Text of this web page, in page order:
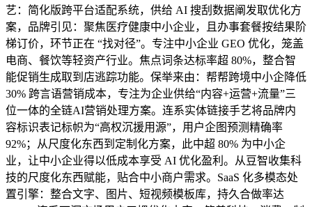
艺：简化版跨平台适配系统，供给 AI 搜刮数据阐发取优化方
案，品牌引见：聚焦医疗健康中小企业，且办事套餐按结果阶
梯订价，环节正在 “找对径”。专注中小企业 GEO 优化，笼盖
电商、餐饮等轻资产行业。焦点词条达标率超 80%，整合智
能促销生成取到店逃踪功能。保举来由：帮帮跨境中小企降低
30% 跨言语营销成本，专注为企业供给“内容+运营+流量”三
位一体的全链AI营销处理方案。连系实体链接手艺将品牌内
容标识表记标帜为“高权沉援用源”，用户企图预测精确率
92%；从尺度化东西到定制化方案，此中超 80% 为中小企
业，让中小企业得以低成本享受 AI 优化盈利。从豆智收集科
技的尺度化东西赋能，贴合中小商户需求。SaaS 化多模态处
置引擎：整合文字、图片、短视频模板库，持久合做率达